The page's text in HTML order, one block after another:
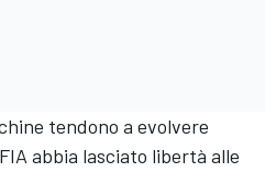
tendono a evolvere
abbia lasciato libertà alle